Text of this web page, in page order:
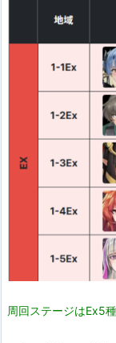
周回ステージはEx5